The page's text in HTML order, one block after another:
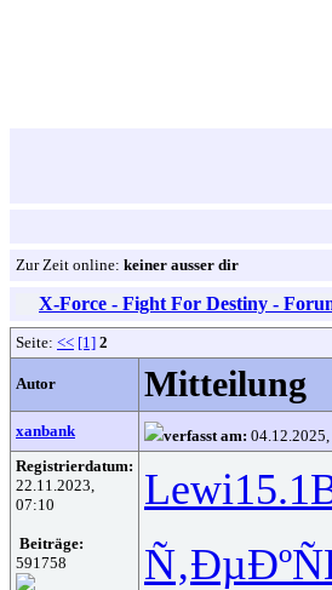
Zur Zeit online: keiner ausser dir
X-Force - Fight For Destiny -
Seite: << [1] 2
Autor Mitteilung
xanbank verfasst am:
Registrierdatum:
22.11.2023,
07:10
Beiträge:
591758
Lewi15.1
Ñ‚ÐµÐºÑ